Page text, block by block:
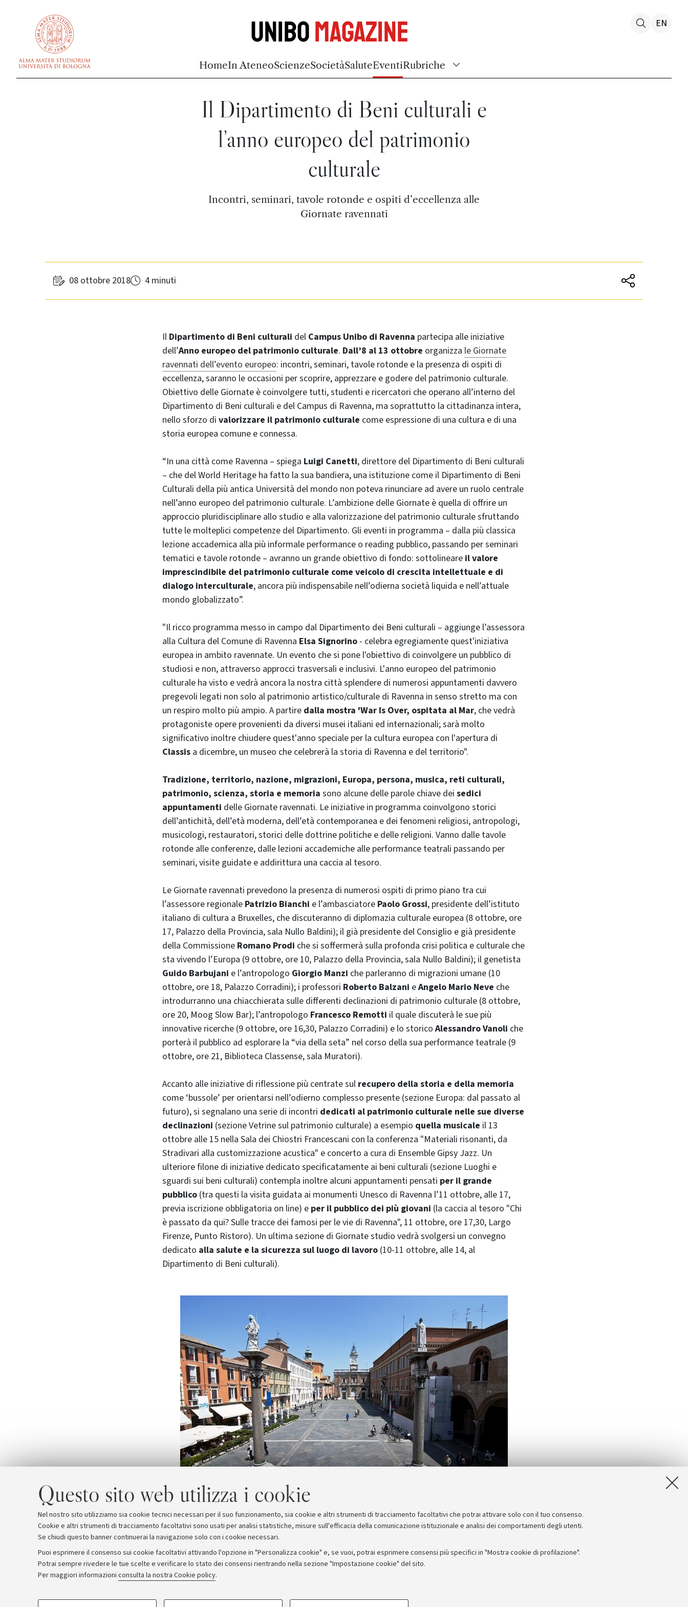
Questo sito web utilizza i cookie
Nel nostro sito utilizziamo sia cookie tecnici necessari per il suo funzionamento, sia cookie e altri strumenti di tracciamento facoltativi che potrai attivare solo con il tuo consenso.
Cookie e altri strumenti di tracciamento facoltativi sono usati per analisi statistiche, misure sull'efficacia della comunicazione istituzionale e analisi dei comportamenti degli utenti.
Se chiudi questo banner continuerai la navigazione solo con i cookie necessari.
Puoi esprimere il consenso sui cookie facoltativi attivando l'opzione in "Personalizza cookie" e, se vuoi, potrai esprimere consensi più specifici in "Mostra cookie di profilazione".
Potrai sempre rivedere le tue scelte e verificare lo stato dei consensi rientrando nella sezione "Impostazione cookie" del sito.
Per maggiori informazioni consulta la nostra Cookie policy.
COOKIE DI PROFILAZIONE - FACOLTATIVI COOKIE TECNICI - NECESSARI
UniboMagazine
HomeIn AteneoScienzeSocietàSaluteEventiRubriche
EN
Il Dipartimento di Beni culturali e
l’anno europeo del patrimonio
culturale
Incontri, seminari, tavole rotonde e ospiti d’eccellenza alle
Giornate ravennati
08 ottobre 2018 4 minuti
Il Dipartimento di Beni culturali del Campus Unibo di Ravenna partecipa alle iniziative
dell’Anno europeo del patrimonio culturale. Dall’8 al 13 ottobre organizza le Giornate
ravennati dell’evento europeo: incontri, seminari, tavole rotonde e la presenza di ospiti di
eccellenza, saranno le occasioni per scoprire, apprezzare e godere del patrimonio culturale.
Obiettivo delle Giornate è coinvolgere tutti, studenti e ricercatori che operano all’interno del
Dipartimento di Beni culturali e del Campus di Ravenna, ma soprattutto la cittadinanza intera,
nello sforzo di valorizzare il patrimonio culturale come espressione di una cultura e di una
storia europea comune e connessa.
“In una città come Ravenna – spiega Luigi Canetti, direttore del Dipartimento di Beni culturali
– che del World Heritage ha fatto la sua bandiera, una istituzione come il Dipartimento di Beni
Culturali della più antica Università del mondo non poteva rinunciare ad avere un ruolo centrale
nell’anno europeo del patrimonio culturale. L’ambizione delle Giornate è quella di offrire un
approccio pluridisciplinare allo studio e alla valorizzazione del patrimonio culturale sfruttando
tutte le molteplici competenze del Dipartimento. Gli eventi in programma – dalla più classica
lezione accademica alla più informale performance o reading pubblico, passando per seminari
tematici e tavole rotonde – avranno un grande obiettivo di fondo: sottolineare il valore
imprescindibile del patrimonio culturale come veicolo di crescita intellettuale e di
dialogo interculturale, ancora più indispensabile nell’odierna società liquida e nell’attuale
mondo globalizzato”.
"Il ricco programma messo in campo dal Dipartimento dei Beni culturali – aggiunge l’assessora
alla Cultura del Comune di Ravenna Elsa Signorino - celebra egregiamente quest'iniziativa
europea in ambito ravennate. Un evento che si pone l'obiettivo di coinvolgere un pubblico di
studiosi e non, attraverso approcci trasversali e inclusivi. L'anno europeo del patrimonio
culturale ha visto e vedrà ancora la nostra città splendere di numerosi appuntamenti davvero
pregevoli legati non solo al patrimonio artistico/culturale di Ravenna in senso stretto ma con
un respiro molto più ampio. A partire dalla mostra 'War Is Over, ospitata al Mar, che vedrà
protagoniste opere provenienti da diversi musei italiani ed internazionali; sarà molto
significativo inoltre chiudere quest'anno speciale per la cultura europea con l'apertura di
Classis a dicembre, un museo che celebrerà la storia di Ravenna e del territorio".
Tradizione, territorio, nazione, migrazioni, Europa, persona, musica, reti culturali,
patrimonio, scienza, storia e memoria sono alcune delle parole chiave dei sedici
appuntamenti delle Giornate ravennati. Le iniziative in programma coinvolgono storici
dell’antichità, dell’età moderna, dell’età contemporanea e dei fenomeni religiosi, antropologi,
musicologi, restauratori, storici delle dottrine politiche e delle religioni. Vanno dalle tavole
rotonde alle conferenze, dalle lezioni accademiche alle performance teatrali passando per
seminari, visite guidate e addirittura una caccia al tesoro.
Le Giornate ravennati prevedono la presenza di numerosi ospiti di primo piano tra cui
l’assessore regionale Patrizio Bianchi e l’ambasciatore Paolo Grossi, presidente dell’istituto
italiano di cultura a Bruxelles, che discuteranno di diplomazia culturale europea (8 ottobre, ore
17, Palazzo della Provincia, sala Nullo Baldini); il già presidente del Consiglio e già presidente
della Commissione Romano Prodi che si soffermerà sulla profonda crisi politica e culturale che
sta vivendo l’Europa (9 ottobre, ore 10, Palazzo della Provincia, sala Nullo Baldini); il genetista
Guido Barbujani e l’antropologo Giorgio Manzi che parleranno di migrazioni umane (10
ottobre, ore 18, Palazzo Corradini); i professori Roberto Balzani eAngelo Mario Neve che
introdurranno una chiacchierata sulle differenti declinazioni di patrimonio culturale (8 ottobre,
ore 20, Moog Slow Bar); l’antropologo Francesco Remotti il quale discuterà le sue più
innovative ricerche (9 ottobre, ore 16,30, Palazzo Corradini) e lo storicoAlessandro Vanoli che
porterà il pubblico ad esplorare la “via della seta” nel corso della sua performance teatrale (9
ottobre, ore 21, Biblioteca Classense, sala Muratori).
Accanto alle iniziative di riflessione più centrate sul recupero della storia e della memoria
come ‘bussole’ per orientarsi nell’odierno complesso presente (sezione Europa: dal passato al
futuro), si segnalano una serie di incontri dedicati al patrimonio culturale nelle sue diverse
declinazioni (sezione Vetrine sul patrimonio culturale) a esempio quella musicale il 13
ottobre alle 15 nella Sala dei Chiostri Francescani con la conferenza "Materiali risonanti, da
Stradivari alla customizzazione acustica" e concerto a cura di Ensemble Gipsy Jazz. Un
ulteriore filone di iniziative dedicato specificatamente ai beni culturali (sezione Luoghi e
sguardi sui beni culturali) contempla inoltre alcuni appuntamenti pensati per il grande
pubblico (tra questi la visita guidata ai monumenti Unesco di Ravenna l’11 ottobre, alle 17,
previa iscrizione obbligatoria on line) e per il pubblico dei più giovani (la caccia al tesoro "Chi
è passato da qui? Sulle tracce dei famosi per le vie di Ravenna", 11 ottobre, ore 17,30, Largo
Firenze, Punto Ristoro). Un ultima sezione di Giornate studio vedrà svolgersi un convegno
dedicato alla salute e la sicurezza sul luogo di lavoro (10-11 ottobre, alle 14, al
Dipartimento di Beni culturali).
Archivio Comunicati stampa Redazione Rassegna stampa